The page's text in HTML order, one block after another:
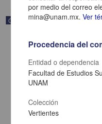
Correspondencia postal
por medio del correo
mina@unam.mx.Ver
Procedencia del
Entidad o dependencia
Facultad de Estudios
UNAM
Colección
Vertientes